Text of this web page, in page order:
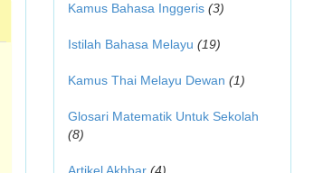
Kamus Bahasa Inggeris (3)
Istilah Bahasa Melayu (19)
Kamus Thai Melayu Dewan (1)
Glosari Matematik Untuk Sekolah
(8)